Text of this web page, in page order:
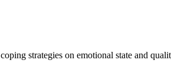
strategies on emotional state and